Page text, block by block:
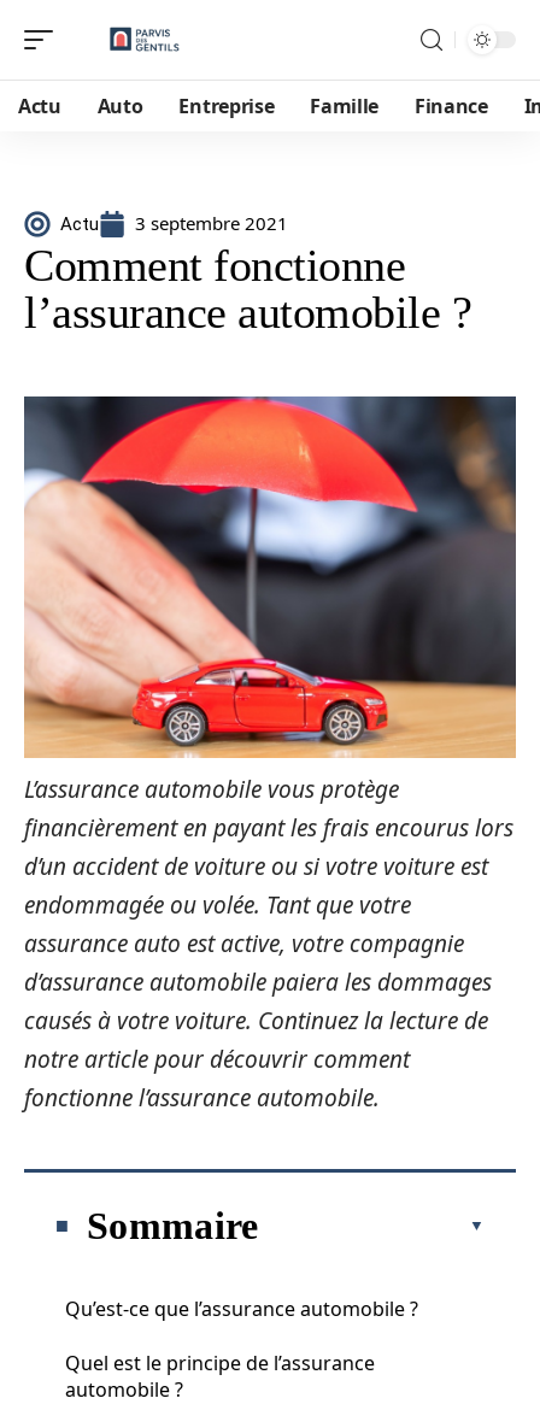
Actu Auto Entreprise Famille Finance
Actu 3 septembre 2021
Comment fonctionne
l’assurance automobile ?
L’assurance automobile vous protège
financièrement en payant les frais encourus lors
d’un accident de voiture ou si votre voiture est
endommagée ou volée. Tant que votre
assurance auto est active, votre compagnie
d’assurance automobile paiera les dommages
causés à votre voiture. Continuez la lecture de
notre article pour découvrir comment
fonctionne l’assurance automobile.
Sommaire
Qu’est-ce que l’assurance automobile ?
Quel est le principe de l’assurance
automobile ?